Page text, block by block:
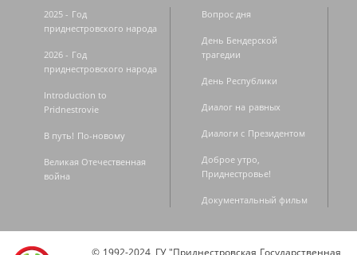
2025 - Год
приднестровского народа
2026 - Год
приднестровского народа
Introduction to
Pridnestrovie
В путь! По-новому
Великая Отечественная
война
Вопрос дня
День Бендерской
трагедии
День Республики
Диалог на равных
Диалоги с Президентом
Доброе утро,
Приднестровье!
Документальный фильм
© 1992-2024, ГУ "Приднестровская Государственная